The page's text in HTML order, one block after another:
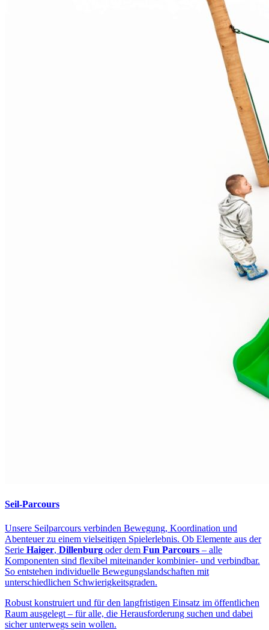
Seil-Parcours
Unsere Seilparcours verbinden Bewegung, Koordination und
Abenteuer zu einem vielseitigen Spielerlebnis. Ob Elemente aus der
Serie Haiger, Dillenburg oder dem Fun Parcours – alle
Komponenten sind flexibel miteinander kombinier- und verbindbar.
So entstehen individuelle Bewegungslandschaften mit
unterschiedlichen Schwierigkeitsgraden.
Robust konstruiert und für den langfristigen Einsatz im öffentlichen
Raum ausgelegt – für alle, die Herausforderung suchen und dabei
sicher unterwegs sein wollen.